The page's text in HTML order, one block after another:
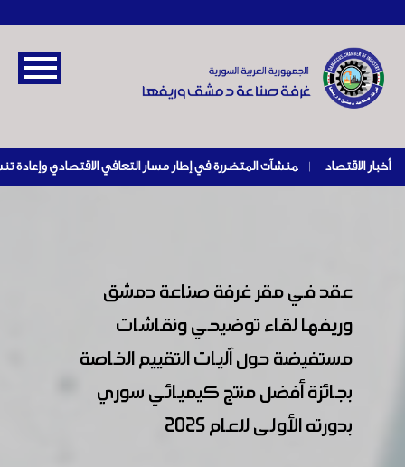
أخبار الاقتصاد |
عقد في مقر غرفة صناعة دمشق
وريفها لقاء توضيحي ونقاشات
مستفيضة حول آليات التقييم الخاصة
بجائزة أفضل منتج كيميائي سوري
بدورته الأولى للعام 2025